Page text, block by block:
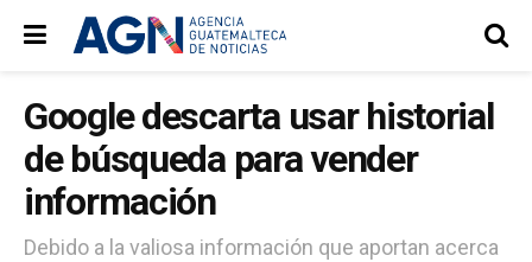
Google descarta usar historial
de búsqueda para vender
información
Debido a la valiosa información que aportan acerca